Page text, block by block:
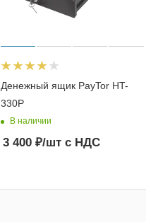
Денежный ящик PayTor HT-
330P
В наличии
3 400 ₽/шт с НДС